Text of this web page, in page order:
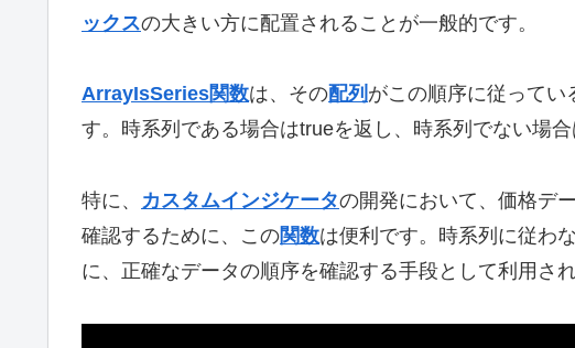
ックスの大きい方に配置されることが一般的です。
ArrayIsSeries関数は、その配列 がこの順序に従ってい
す。時系列である場合はtrueを返し、時系列でない場合
特に、 カスタムインジケータの開発において、価格デ
確認するために、この関数は便利です。時系列に従わ
に、正確なデータの順序を確認する手段として利用され